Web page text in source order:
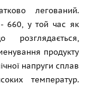
легований.
660, у той час як
продукту
напруги сплав
температур.